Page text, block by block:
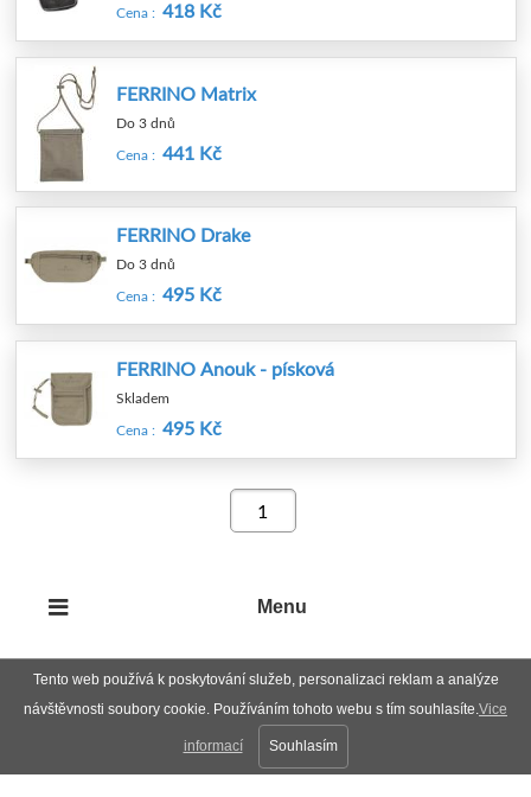
Tento web používá k poskytování služeb, personalizaci reklam a analýze
návštěvnosti soubory cookie. Používáním tohoto webu s tím souhlasíte.Vice
informací Souhlasím
Cena : 418 Kč
FERRINO Matrix
Do 3 dnů
Cena : 441 Kč
FERRINO Drake
Do 3 dnů
Cena : 495 Kč
FERRINO Anouk - písková
Skladem
Cena : 495 Kč
Menu